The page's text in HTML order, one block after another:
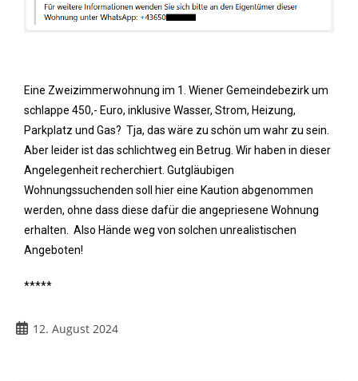
Eine Zweizimmerwohnung im 1. Wiener Gemeindebezirk um
schlappe 450,- Euro, inklusive Wasser, Strom, Heizung,
Parkplatz und Gas? Tja, das wäre zu schön um wahr zu sein.
Aber leider ist das schlichtweg ein Betrug. Wir haben in dieser
Angelegenheit recherchiert. Gutgläubigen
Wohnungssuchenden soll hier eine Kaution abgenommen
werden, ohne dass diese dafür die angepriesene Wohnung
erhalten. Also Hände weg von solchen unrealistischen
Angeboten!
*****
12. August 2024